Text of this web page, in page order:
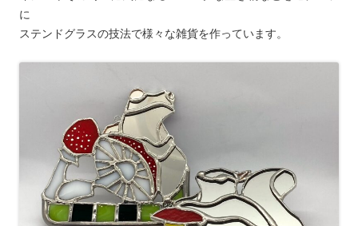
に
ステンドグラスの技法で様々な雑貨を作っています。